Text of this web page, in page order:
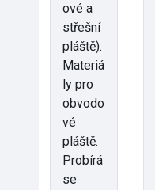
ové a
střešní
pláště).
Materiá
ly pro
obvodo
vé
pláště.
Probírá
se